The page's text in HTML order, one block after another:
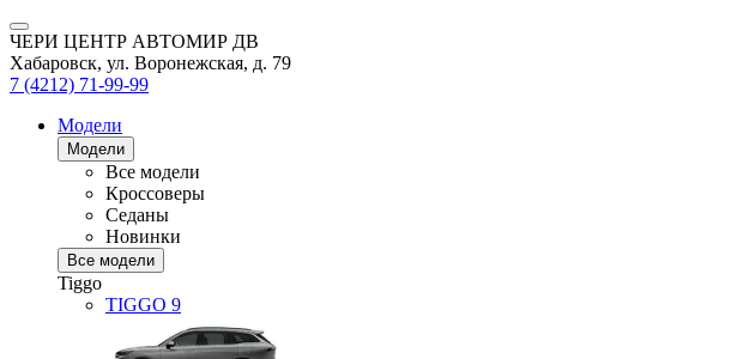
ЧЕРИ ЦЕНТР АВТОМИР ДВ
Хабаровск, ул. Воронежская, д. 79
7 (4212) 71-99-99
Модели
Модели
Все модели
Кроссоверы
Седаны
Новинки
Все модели
Tiggo
TIGGO 9